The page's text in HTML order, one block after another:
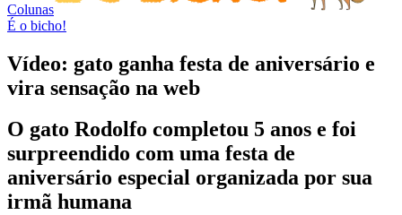
Colunas
É o bicho!
Vídeo: gato ganha festa de aniversário e
vira sensação na web
O gato Rodolfo completou 5 anos e foi
surpreendido com uma festa de
aniversário especial organizada por sua
irmã humana